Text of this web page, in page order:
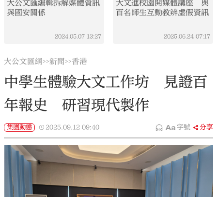
大公文匯編輯拆解媒體資訊
與國安關係
2024.05.07 13:27
大文進校園開媒體講座 與
百名師生互動教辨虛假資訊
2025.06.24 07:17
大公文匯網>>新聞>>香港
中學生體驗大文工作坊 見證百
年報史 研習現代製作
集團動態 2025.09.12 09:40 字號 分享